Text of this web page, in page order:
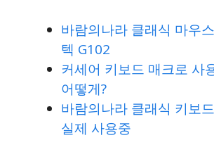
바람의나라 클래식 마우
텍 G102
커세어 키보드 매크로 사
어떻게?
바람의나라 클래식 키보
실제 사용중